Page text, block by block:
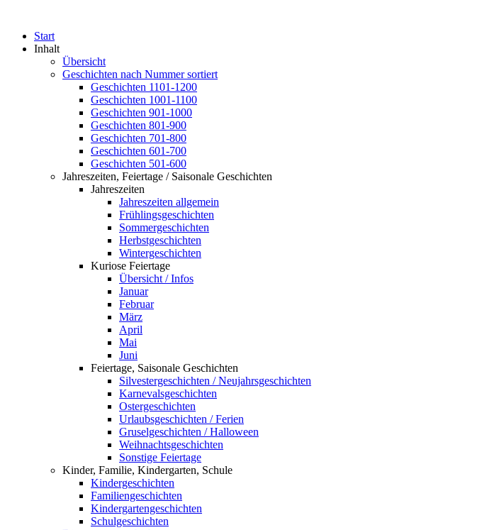
Start
Inhalt
Übersicht
Geschichten nach Nummer sortiert
Geschichten 1101-1200
Geschichten 1001-1100
Geschichten 901-1000
Geschichten 801-900
Geschichten 701-800
Geschichten 601-700
Geschichten 501-600
Jahreszeiten, Feiertage / Saisonale Geschichten
Jahreszeiten
Jahreszeiten allgemein
Frühlingsgeschichten
Sommergeschichten
Herbstgeschichten
Wintergeschichten
Kuriose Feiertage
Übersicht / Infos
Januar
Februar
März
April
Mai
Juni
Feiertage, Saisonale Geschichten
Silvestergeschichten / Neujahrsgeschichten
Karnevalsgeschichten
Ostergeschichten
Urlaubsgeschichten / Ferien
Gruselgeschichten / Halloween
Weihnachtsgeschichten
Sonstige Feiertage
Kinder, Familie, Kindergarten, Schule
Kindergeschichten
Familiengeschichten
Kindergartengeschichten
Schulgeschichten